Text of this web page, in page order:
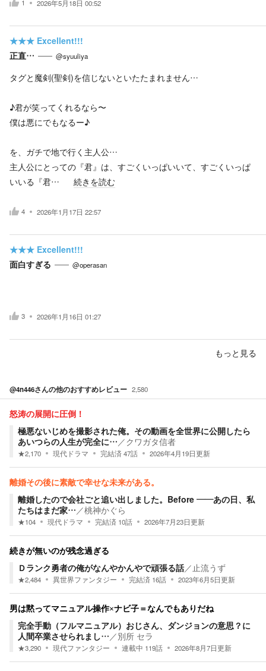
1 2026年5月18日 00:52
★★★ Excellent!!!
正直…
@syuuliya
タグと魔剣(聖剣)を信じないといたたまれません…
♪君が笑ってくれるなら〜
僕は悪にでもなるー♪
を、ガチで地で行く主人公…
主人公にとっての『君』は、すごくいっぱいいて、すごくいっぱ
いいる『君…
続きを読む
4 2026年1月17日 22:57
★★★ Excellent!!!
面白すぎる
@operasan
3 2026年1月16日 01:27
もっと見る
@4n446さんの他のおすすめレビュー 2,580
怒涛の展開に圧倒！
極悪ないじめを撮影された俺。その動画を全世界に公開したら
あいつらの人生が完全に… ／クワガタ信者
★2,170 現代ドラマ 完結済47話 2026年4月19日更新
離婚その後に素敵で幸せな未来がある。
離婚したので会社ごと追い出しました。Before ――あの日、私
たちはまだ家… ／桃神かぐら
★104 現代ドラマ 完結済 10話 2026年7月23日更新
続きが無いのが残念過ぎる
Ｄランク勇者の俺がなんやかんやで頑張る話／ 止流うず
★2,484 異世界ファンタジー 完結済 16話 2023年6月5日更新
男は黙ってマニュアル操作×ナビ子＝なんでもありだね
完全手動（フルマニュアル）おじさん、ダンジョンの意思？に
人間卒業させられまし… ／別所 セラ
★3,290 現代ファンタジー 連載中 119話 2026年8月7日更新